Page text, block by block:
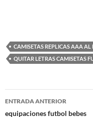
CAMISETAS REPLICAS AAA AL
QUITAR LETRAS CAMISETAS
Navegación
ENTRADA ANTERIOR
equipaciones futbol bebes